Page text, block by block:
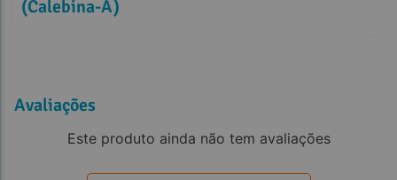
(Calebina-A)
Avaliações
Este produto ainda não tem avaliações